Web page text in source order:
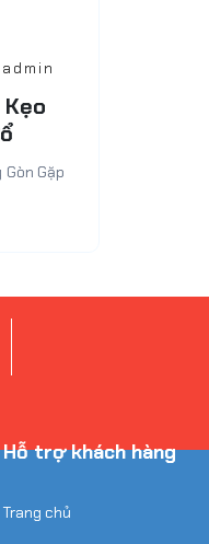
Gặp
Hỗ trợ khách hàng
Trang chủ